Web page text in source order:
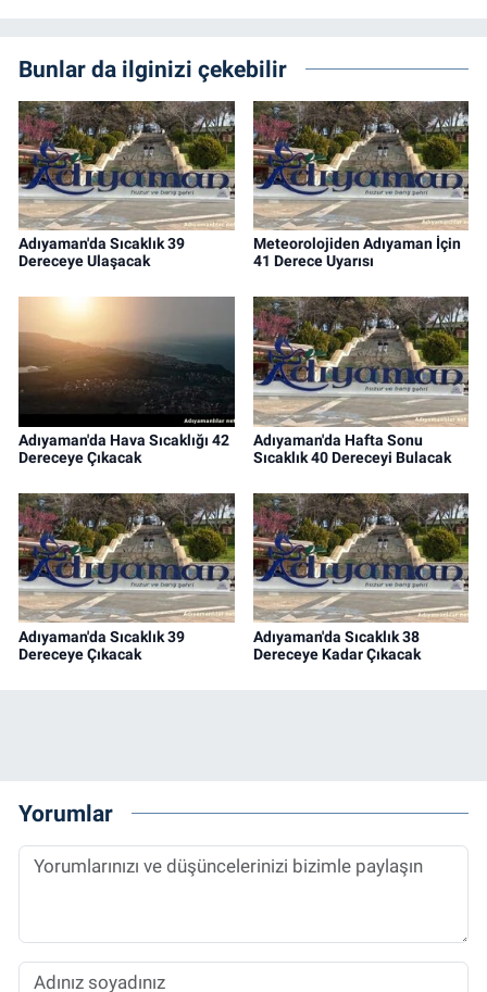
Bunlar da ilginizi çekebilir
Adıyaman'da Sıcaklık 39
Dereceye Ulaşacak
Meteorolojiden Adıyaman İçin
41 Derece Uyarısı
Adıyaman'da Hava Sıcaklığı 42
Dereceye Çıkacak
Adıyaman'da Hafta Sonu
Sıcaklık 40 Dereceyi Bulacak
Adıyaman'da Sıcaklık 39
Dereceye Çıkacak
Adıyaman'da Sıcaklık 38
Dereceye Kadar Çıkacak
Yorumlar